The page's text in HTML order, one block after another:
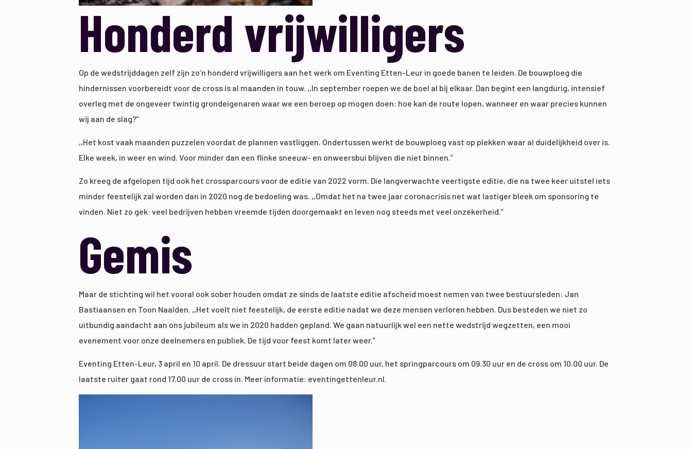
Honderd vrijwilligers
Op de wedstrijddagen zelf zijn zo’n honderd vrijwilligers aan het werk om Eventing Etten-Leur in goede banen te leiden. De bouwploeg die
hindernissen voorbereidt voor de cross is al maanden in touw. ,,In september roepen we de boel al bij elkaar. Dan begint een langdurig, intensief
overleg met de ongeveer twintig grondeigenaren waar we een beroep op mogen doen: hoe kan de route lopen, wanneer en waar precies kunnen
wij aan de slag?”
,,Het kost vaak maanden puzzelen voordat de plannen vastliggen. Ondertussen werkt de bouwploeg vast op plekken waar al duidelijkheid over is.
Elke week, in weer en wind. Voor minder dan een flinke sneeuw- en onweersbui blijven die niet binnen.”
Zo kreeg de afgelopen tijd ook het crossparcours voor de editie van 2022 vorm. Die langverwachte veertigste editie, die na twee keer uitstel iets
minder feestelijk zal worden dan in 2020 nog de bedoeling was. ,,Omdat het na twee jaar coronacrisis net wat lastiger bleek om sponsoring te
vinden. Niet zo gek: veel bedrijven hebben vreemde tijden doorgemaakt en leven nog steeds met veel onzekerheid.”
Gemis
Maar de stichting wil het vooral ook sober houden omdat ze sinds de laatste editie afscheid moest nemen van twee bestuursleden: Jan
Bastiaansen en Toon Naalden. ,,Het voelt niet feestelijk, de eerste editie nadat we deze mensen verloren hebben. Dus besteden we niet zo
uitbundig aandacht aan ons jubileum als we in 2020 hadden gepland. We gaan natuurlijk wel een nette wedstrijd wegzetten, een mooi
evenement voor onze deelnemers en publiek. De tijd voor feest komt later weer.”
Eventing Etten-Leur, 3 april en 10 april. De dressuur start beide dagen om 08.00 uur, het springparcours om 09.30 uur en de cross om 10.00 uur. De
laatste ruiter gaat rond 17.00 uur de cross in. Meer informatie: eventingettenleur.nl.